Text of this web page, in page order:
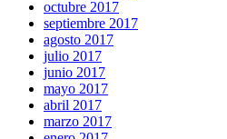
octubre 2017
septiembre 2017
agosto 2017
julio 2017
junio 2017
mayo 2017
abril 2017
marzo 2017